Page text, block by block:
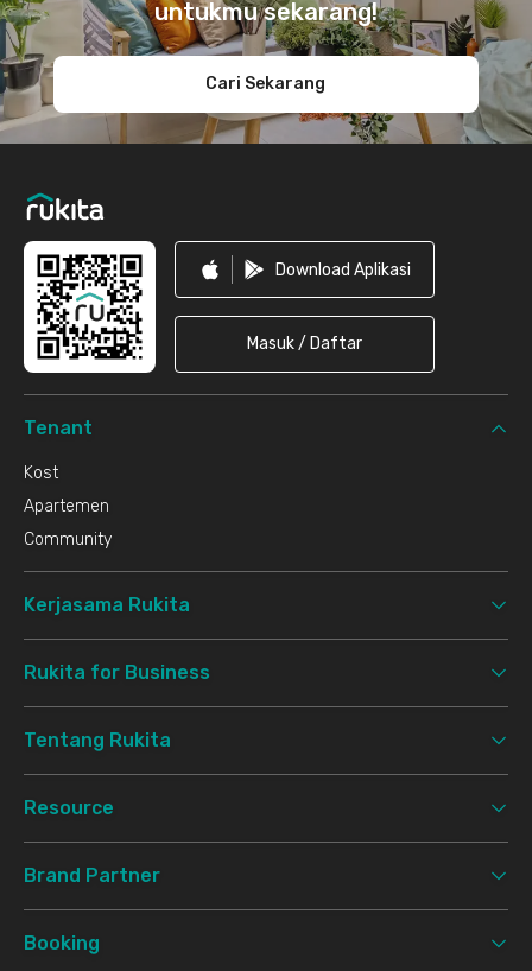
untukmu sekarang!
Cari Sekarang
Download Aplikasi
Masuk / Daftar
Tenant
Kost
Apartemen
Community
Kerjasama Rukita
Rukita for Business
Tentang Rukita
Resource
Brand Partner
Booking